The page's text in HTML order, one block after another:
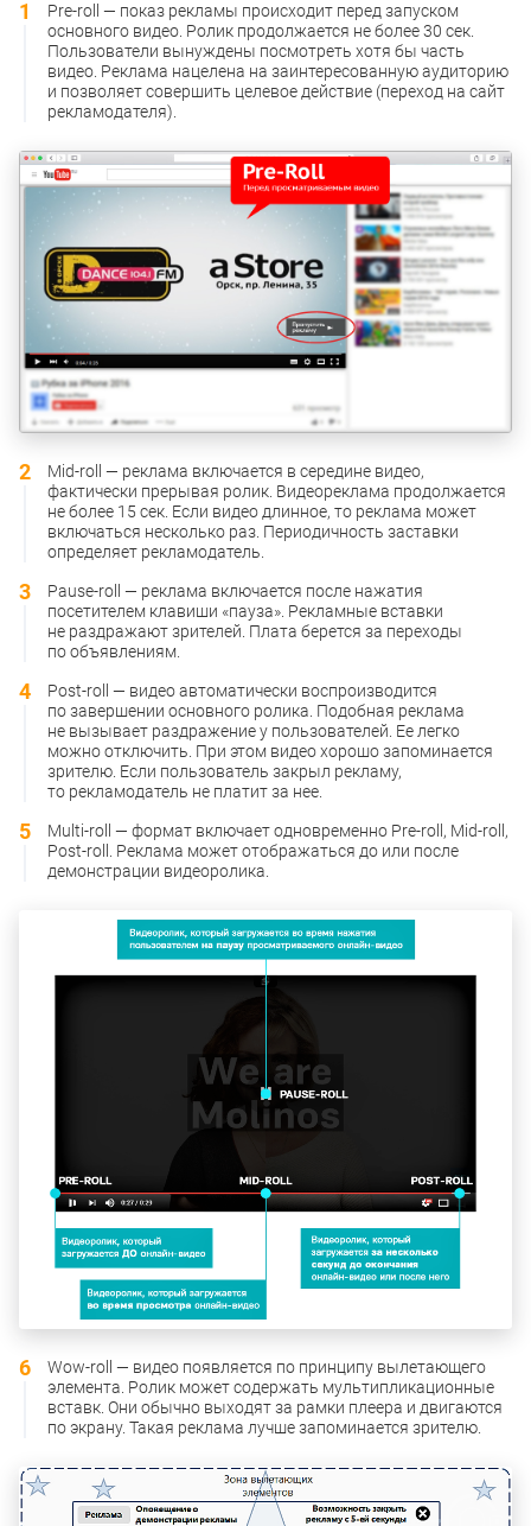
Pre-roll — показ рекламы происходит перед запуском
основного видео. Ролик продолжается не более 30 сек.
Пользователи вынуждены посмотреть хотя бы часть
видео. Реклама нацелена на заинтересованную аудиторию
и позволяет совершить целевое действие (переход на сайт
рекламодателя).
Mid-roll — реклама включается в середине видео,
фактически прерывая ролик. Видеореклама продолжается
не более 15 сек. Если видео длинное, то реклама может
включаться несколько раз. Периодичность заставки
определяет рекламодатель.
Pause-roll — реклама включается после нажатия
посетителем клавиши «пауза». Рекламные вставки
не раздражают зрителей. Плата берется за переходы
по объявлениям.
Post-roll — видео автоматически воспроизводится
по завершении основного ролика. Подобная реклама
не вызывает раздражение у пользователей. Ее легко
можно отключить. При этом видео хорошо запоминается
зрителю. Если пользователь закрыл рекламу,
то рекламодатель не платит за нее.
Multi-roll — формат включает одновременно Pre-roll, Mid-roll,
Post-roll. Реклама может отображаться до или после
демонстрации видеоролика.
Wow-roll — видео появляется по принципу вылетающего
элемента. Ролик может содержать мультипликационные
вставк. Они обычно выходят за рамки плеера и двигаются
по экрану. Такая реклама лучше запоминается зрителю.